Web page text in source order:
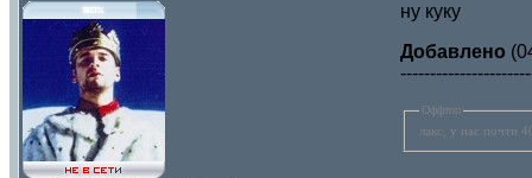
ну куку
Добавлено
Оффтоп
лакс, у нас почти